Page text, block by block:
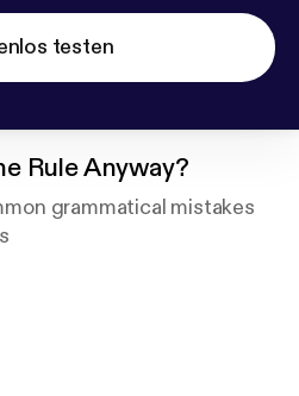
testen
Rule Anyway?
grammatical mistakes